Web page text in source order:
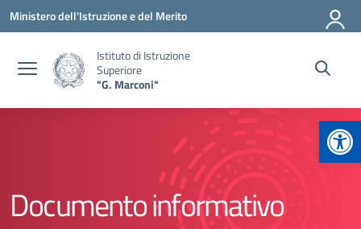
Vai ai contenuti
Vai al menu di navigazione
Vai al footer
Ministero dell'Istruzione e del Merito
Istituto di Istruzione
Superiore
"G. Marconi"
Documento informativo